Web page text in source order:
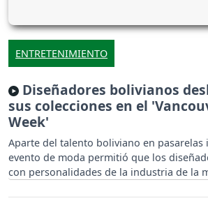
ENTRETENIMIENTO
Diseñadores bolivianos
sus colecciones en el
Week'
Aparte del talento boliviano en pasarelas
evento de moda permitió que los
con personalidades de la industria de la